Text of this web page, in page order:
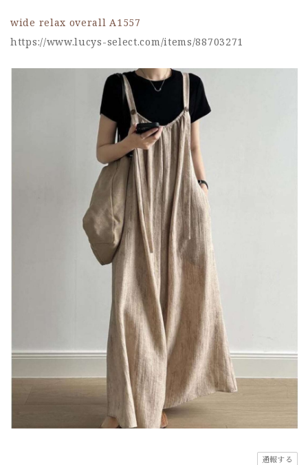
wide relax overall A1557
https://www.lucys-select.com/items/88703271
通報する